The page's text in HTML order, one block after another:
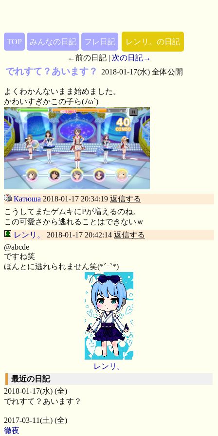
TOP みんなの日記 フレ日記
レンリ。の日記
←前の日記 | 次の日記→
でれすて？あいます？ 2018-01-17(水) 全体公開
よくわかんないまま始めました。
かわいすぎかこの子ら(ﾉω`)
Катюша 2018-01-17 20:34:19 返信する
こうしてまたゲムキにPが増えるのね。
この可愛さから逃れることはできないｗ
レンリ。
2018-01-17 20:42:14 返信する
@abcde
ですね笑
ほんとに逃れられません笑(*´ｰ`*)
レンリ。
最近の日記
2018-01-17(水) (全)
でれすて？あいます？
2017-03-11(土) (全)
徹夜